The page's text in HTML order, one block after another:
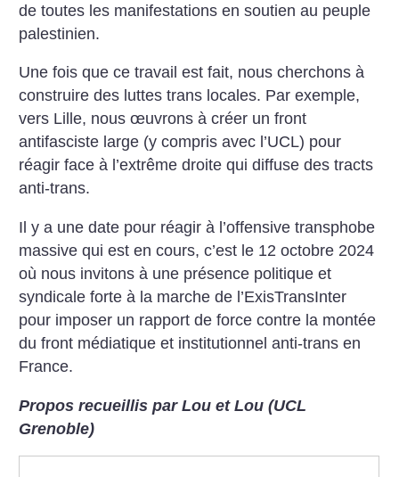
de toutes les manifestations en soutien au peuple
palestinien.
Une fois que ce travail est fait, nous cherchons à
construire des luttes trans locales. Par exemple,
vers Lille, nous œuvrons à créer un front
antifasciste large (y compris avec l’UCL) pour
réagir face à l’extrême droite qui diffuse des tracts
anti-trans.
Il y a une date pour réagir à l’offensive transphobe
massive qui est en cours, c’est le 12 octobre 2024
où nous invitons à une présence politique et
syndicale forte à la marche de l’ExisTransInter
pour imposer un rapport de force contre la montée
du front médiatique et institutionnel anti-trans en
France.
Propos recueillis par Lou et Lou (UCL
Grenoble)